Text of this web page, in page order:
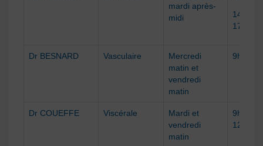
mardi après-
midi
14h à
17h
Dr BESNARD Vasculaire
Mercredi
matin et
vendredi
matin
9h à
Dr COUEFFE Viscérale
Mardi et
vendredi
matin
9h à
12h30